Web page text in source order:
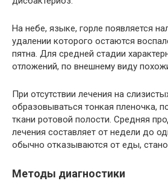
На небе, языке, горле появляется
удалении которого остаются
пятна. Для средней стадии
отложений, по внешнему виду
При отсутствии лечения на
образовываться тонкая пленочка,
ткани ротовой полости. Средняя
лечения составляет от недели до
обычно отказываются от еды,
Методы диагностики